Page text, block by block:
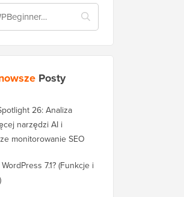
Posty
26: Analiza
narzędzi AI i
monitorowanie SEO
7.1? (Funkcje i